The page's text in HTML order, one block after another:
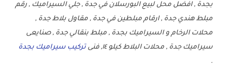
بجدة , افضل محل لبيع البورسلان في جدة , جلي السيراميك , رقم
مبلط هندي جدة , ارقام مبلطين في جدة , مقاول بلاط جدة ,
محلات الرخام و السيراميك بجدة , مبلط بنقالي جدة , صنايعى
سيراميك جدة , محلات البلاط كيلو ١٤, فنى
تركيب سيراميك بجدة
.